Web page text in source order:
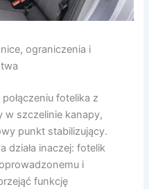
ograniczenia i
fotelika z
w szczelinie kanapy,
punkt stabilizujący.
działa inaczej: fotelik
i
funkcję